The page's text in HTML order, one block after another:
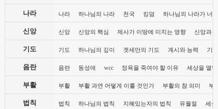
나라 나라 하나님의 나라 천국 킹덤 하나님의 나라가 너
신앙 신앙 신앙의 핵심 제사가 이땅에 미치는 영향 신앙과
기도 기도 하나님의 깊이 겟세만의 기도 계시와 능력 기
음란 음란 동성애 wcc 정욕을 죽여야 할 이유 세상을 멸
부활 부활 부활 과연 어떻게 이룰 것인가 부활의 참 의미 부
법칙 법칙 하나님의 법칙 지혜있는자의 법칙 유월절 세